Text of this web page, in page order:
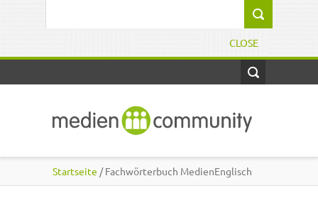
CLOSE
Startseite / Fachwörterbuch MedienEnglisch